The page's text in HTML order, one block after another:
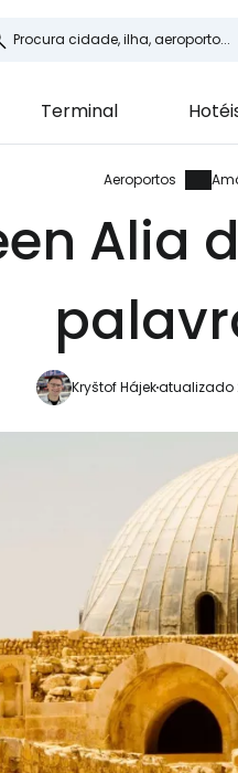
Terminal
Aeroportos
Alia
Kryštof Hájekatualizado